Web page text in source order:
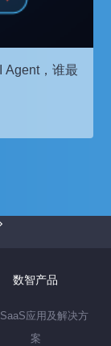
Agent，谁最
数智产品
应用及解决方
案